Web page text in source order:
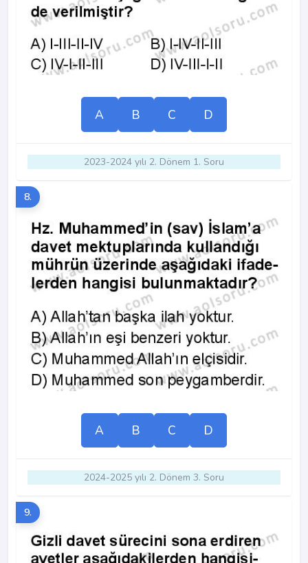
A B C D
2023-2024 yılı 2. Dönem 1. Soru
8.
A B C D
2024-2025 yılı 2. Dönem 3. Soru
9.